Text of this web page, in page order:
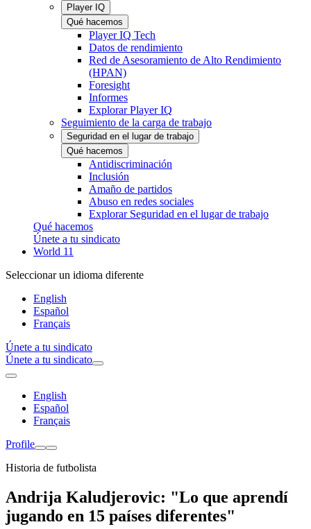
Player IQ
Qué hacemos
Player IQ Tech
Datos de rendimiento
Red de Asesoramiento de Alto Rendimiento
(HPAN)
Foresight
Informes
Explorar Player IQ
Seguimiento de la carga de trabajo
Seguridad en el lugar de trabajo
Qué hacemos
Antidiscriminación
Inclusión
Amaño de partidos
Abuso en redes sociales
Explorar Seguridad en el lugar de trabajo
Qué hacemos
Únete a tu sindicato
World 11
Seleccionar un idioma diferente
English
Español
Français
Únete a tu sindicato
Únete a tu sindicato
English
Español
Français
Profile
Historia de futbolista
Andrija Kaludjerovic: "Lo que aprendí
jugando en 15 países diferentes"